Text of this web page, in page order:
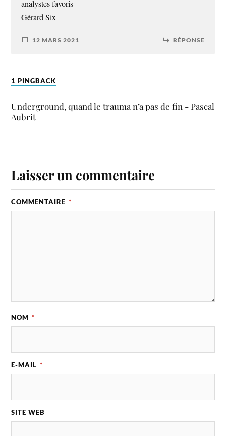
analystes favoris
Gérard Six
12 MARS 2021 RÉPONSE
1 PINGBACK
Underground, quand le trauma n’a pas de fin - Pascal
Aubrit
Laisser un commentaire
COMMENTAIRE *
NOM *
E-MAIL *
SITE WEB